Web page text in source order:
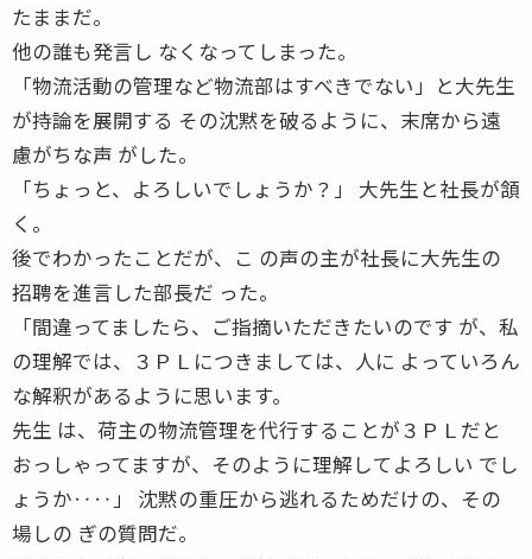
たままだ。
他の誰も発言し なくなってしまった。
「物流活動の管理など物流部はすべきでない」と大先生
が持論を展開する その沈黙を破るように、末席から遠
慮がちな声 がした。
「ちょっと、よろしいでしょうか？」 大先生と社長が頷
く。
後でわかったことだが、こ の声の主が社長に大先生の
招聘を進言した部長だ った。
「間違ってましたら、ご指摘いただきたいのです が、私
の理解では、３ＰＬにつきましては、人に よっていろん
な解釈があるように思います。
先生 は、荷主の物流管理を代行することが３ＰＬだと
おっしゃってますが、そのように理解してよろしい でし
ょうか‥‥」 沈黙の重圧から逃れるためだけの、その
場しの ぎの質問だ。